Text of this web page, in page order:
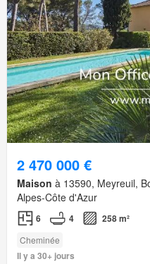
2 470 000 €
Maison à 13590, Meyreuil,
Alpes-Côte d'Azur
6 4 258 m²
Cheminée
Il y a 30+ jours